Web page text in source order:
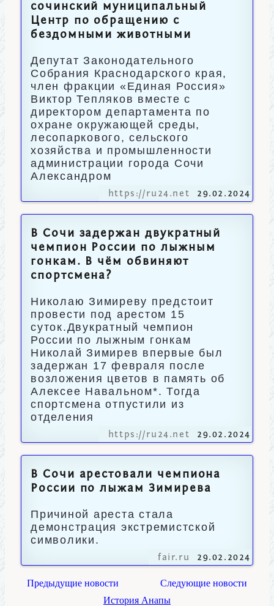
сочинский муниципальный
Центр по обращению с
бездомными животными
Депутат Законодательного
Собрания Краснодарского края,
член фракции «Единая Россия»
Виктор Тепляков вместе с
директором департамента по
охране окружающей среды,
лесопаркового, сельского
хозяйства и промышленности
администрации города Сочи
Александром
https://ru24.net 29.02.2024
В Сочи задержан двукратный
чемпион России по лыжным
гонкам. В чём обвиняют
спортсмена?
Николаю Зимиреву предстоит
провести под арестом 15
суток.Двукратный чемпион
России по лыжным гонкам
Николай Зимирев впервые был
задержан 17 февраля после
возложения цветов в память об
Алексее Навальном*. Тогда
спортсмена отпустили из
отделения
https://ru24.net 29.02.2024
В Сочи арестовали чемпиона
России по лыжам Зимирева
Причиной ареста стала
демонстрация экстремистской
символики.
fair.ru 29.02.2024
Предыдущие новости
Следующие новости
История Анапы